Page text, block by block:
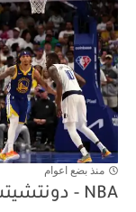
منذ بضع اعوام
NBA - دونتشيتش يرجئ تأهّل ووريرز إلى النهائي